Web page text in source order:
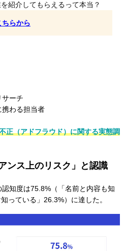
紹介してもらえるって本当？
ちらから
ーチ
わる担当者
正（アドフラウド）に関する実態調
ンス上のリスク」と認識
認知度は75.8%（「名前と内容も知
っている」26.3%）に達した。